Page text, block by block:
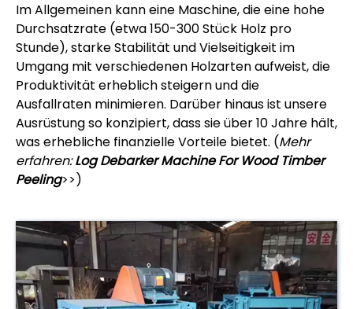
Im Allgemeinen kann eine Maschine, die eine hohe
Durchsatzrate (etwa 150-300 Stück Holz pro
Stunde), starke Stabilität und Vielseitigkeit im
Umgang mit verschiedenen Holzarten aufweist, die
Produktivität erheblich steigern und die
Ausfallraten minimieren. Darüber hinaus ist unsere
Ausrüstung so konzipiert, dass sie über 10 Jahre hält,
was erhebliche finanzielle Vorteile bietet. (Mehr
erfahren: Log Debarker Machine For Wood Timber
Peeling>>)